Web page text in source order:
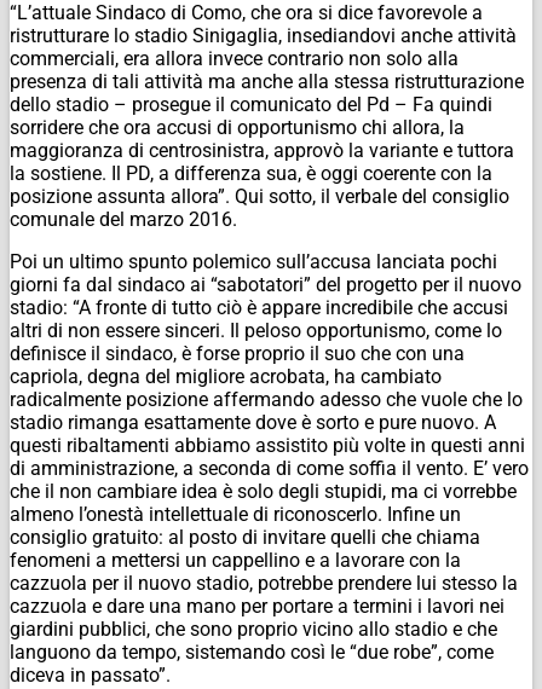
“L’attuale Sindaco di Como, che ora si dice favorevole a
ristrutturare lo stadio Sinigaglia, insediandovi anche attività
commerciali, era allora invece contrario non solo alla
presenza di tali attività ma anche alla stessa ristrutturazione
dello stadio – prosegue il comunicato del Pd – Fa quindi
sorridere che ora accusi di opportunismo chi allora, la
maggioranza di centrosinistra, approvò la variante e tuttora
la sostiene. Il PD, a differenza sua, è oggi coerente con la
posizione assunta allora”. Qui sotto, il verbale del consiglio
comunale del marzo 2016.
Poi un ultimo spunto polemico sull’accusa lanciata pochi
giorni fa dal sindaco ai “sabotatori” del progetto per il nuovo
stadio: “A fronte di tutto ciò è appare incredibile che accusi
altri di non essere sinceri. Il peloso opportunismo, come lo
definisce il sindaco, è forse proprio il suo che con una
capriola, degna del migliore acrobata, ha cambiato
radicalmente posizione affermando adesso che vuole che lo
stadio rimanga esattamente dove è sorto e pure nuovo. A
questi ribaltamenti abbiamo assistito più volte in questi anni
di amministrazione, a seconda di come soffia il vento. E’ vero
che il non cambiare idea è solo degli stupidi, ma ci vorrebbe
almeno l’onestà intellettuale di riconoscerlo. Infine un
consiglio gratuito: al posto di invitare quelli che chiama
fenomeni a mettersi un cappellino e a lavorare con la
cazzuola per il nuovo stadio, potrebbe prendere lui stesso la
cazzuola e dare una mano per portare a termini i lavori nei
giardini pubblici, che sono proprio vicino allo stadio e che
languono da tempo, sistemando così le “due robe”, come
diceva in passato”.